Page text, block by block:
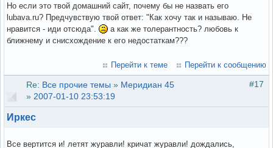
Но если это твой домашний сайт, почему бы не назвать его
lubava.ru? Предчувствую твой ответ: "Как хочу так и называю. Не
нравится - иди отсюда".
а как же толерантность? любовь к
ближнему и снисхождение к его недостаткам???
Перейти к теме Перейти к сообщению
#17
Re: Все прочие темы » Меридиан 45
» 2007-01-10 23:53:19
Иркес
Все вертится и! летят журавли! кричат журавли! дождались,